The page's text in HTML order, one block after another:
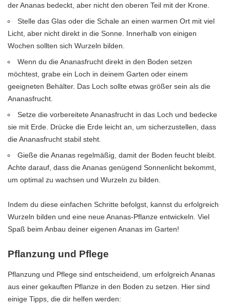
der Ananas bedeckt, aber nicht den oberen Teil mit der Krone.
Stelle das Glas oder die Schale an einen warmen Ort mit viel
Licht, aber nicht direkt in die Sonne. Innerhalb von einigen
Wochen sollten sich Wurzeln bilden.
Wenn du die Ananasfrucht direkt in den Boden setzen
möchtest, grabe ein Loch in deinem Garten oder einem
geeigneten Behälter. Das Loch sollte etwas größer sein als die
Ananasfrucht.
Setze die vorbereitete Ananasfrucht in das Loch und bedecke
sie mit Erde. Drücke die Erde leicht an, um sicherzustellen, dass
die Ananasfrucht stabil steht.
Gieße die Ananas regelmäßig, damit der Boden feucht bleibt.
Achte darauf, dass die Ananas genügend Sonnenlicht bekommt,
um optimal zu wachsen und Wurzeln zu bilden.
Indem du diese einfachen Schritte befolgst, kannst du erfolgreich
Wurzeln bilden und eine neue Ananas-Pflanze entwickeln. Viel
Spaß beim Anbau deiner eigenen Ananas im Garten!
Pflanzung und Pflege
Pflanzung und Pflege sind entscheidend, um erfolgreich Ananas
aus einer gekauften Pflanze in den Boden zu setzen. Hier sind
einige Tipps, die dir helfen werden: